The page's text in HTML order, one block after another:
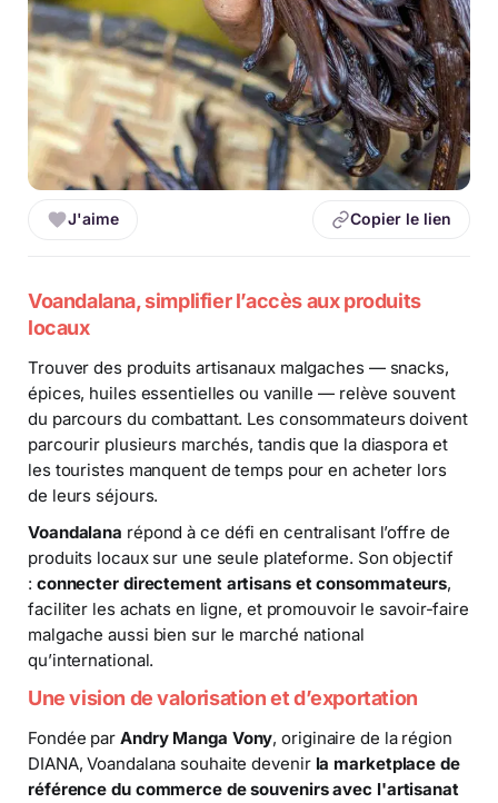
J'aime Copier le lien
Voandalana, simplifier l’accès aux produits
locaux
Trouver des produits artisanaux malgaches — snacks,
épices, huiles essentielles ou vanille — relève souvent
du parcours du combattant. Les consommateurs doivent
parcourir plusieurs marchés, tandis que la diaspora et
les touristes manquent de temps pour en acheter lors
de leurs séjours.
Voandalana répond à ce défi en centralisant l’offre de
produits locaux sur une seule plateforme. Son objectif
: connecter directement artisans et consommateurs,
faciliter les achats en ligne, et promouvoir le savoir-faire
malgache aussi bien sur le marché national
qu’international.
Une vision de valorisation et d’exportation
Fondée par Andry Manga Vony, originaire de la région
DIANA, Voandalana souhaite devenir la marketplace de
référence du commerce de souvenirs avec l'artisanat